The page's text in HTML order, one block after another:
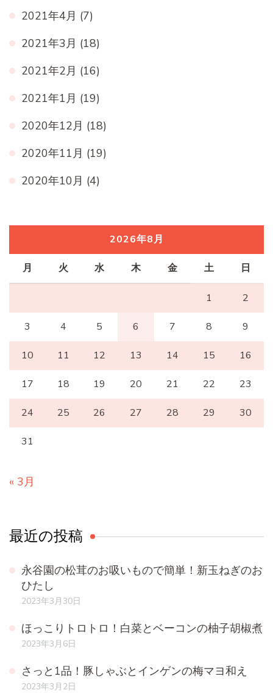
2021年4月 (7)
2021年3月 (18)
2021年2月 (16)
2021年1月 (19)
2020年12月 (18)
2020年11月 (19)
2020年10月 (4)
2026年8月
月 火 水 木 金 土 日
1 2
3 4 5 6 7 8 9
10 11 12 13 14 15 16
17 18 19 20 21 22 23
24 25 26 27 28 29 30
31
« 3月
最近の投稿
永谷園の松茸のお吸いもので簡単！新玉ねぎのお
ひたし
2023年3月30日
ほっこりトロトロ！白菜とベーコンの柚子胡椒煮
2023年3月6日
さっと1品！豚しゃぶとインゲンの梅マヨ和え
2023年3月2日